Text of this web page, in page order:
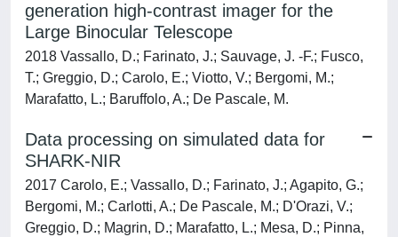
generation high-contrast imager for the
Large Binocular Telescope
2018 Vassallo, D.; Farinato, J.; Sauvage, J. -F.; Fusco,
T.; Greggio, D.; Carolo, E.; Viotto, V.; Bergomi, M.;
Marafatto, L.; Baruffolo, A.; De Pascale, M.
Data processing on simulated data for
SHARK-NIR
2017 Carolo, E.; Vassallo, D.; Farinato, J.; Agapito, G.;
Bergomi, M.; Carlotti, A.; De Pascale, M.; D'Orazi, V.;
Greggio, D.; Magrin, D.; Marafatto, L.; Mesa, D.; Pinna,